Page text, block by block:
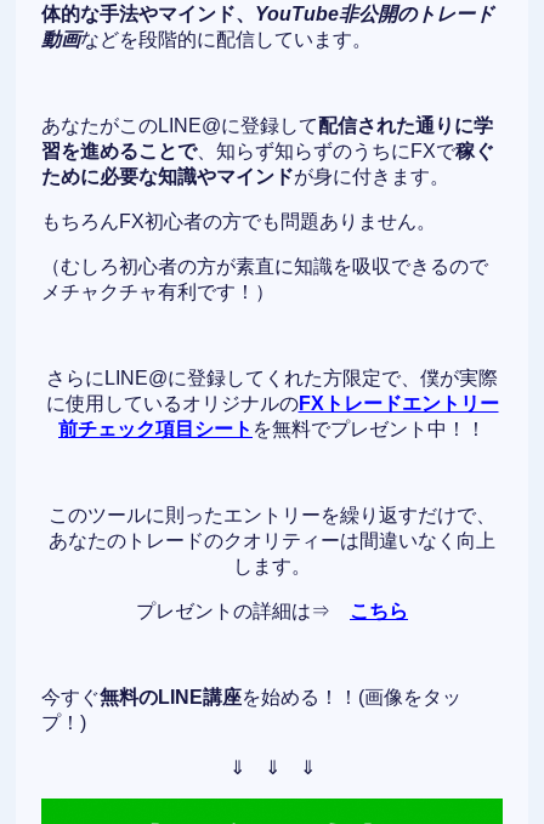
体的な手法やマインド、 YouTube非公開のトレード
動画などを段階的に配信しています。
あなたがこのLINE@に登録して配信された通りに学
習を進めることで、知らず知らずのうちにFXで稼ぐ
ために必要な知識やマインドが身に付きます。
もちろんFX初心者の方でも問題ありません。
（むしろ初心者の方が素直に知識を吸収できるので
メチャクチャ有利です！）
さらにLINE@に登録してくれた方限定で、僕が実際
に使用しているオリジナルのFXトレードエントリー
前チェック項目シート を無料でプレゼント中！！
このツールに則ったエントリーを繰り返すだけで、
あなたのトレードのクオリティーは間違いなく向上
します。
プレゼントの詳細は⇒ こちら
今すぐ無料のLINE講座を始める！！(画像をタッ
プ！)
⇓ ⇓ ⇓